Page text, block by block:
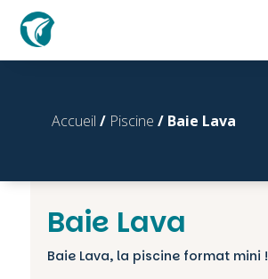
Accueil / Piscine / Baie Lava
Baie Lava
Baie Lava, la piscine format mini !